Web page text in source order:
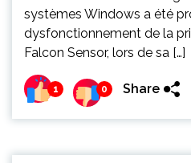
systèmes Windows a été
dysfonctionnement de la
Falcon Sensor, lors de sa […]
1 0 Share